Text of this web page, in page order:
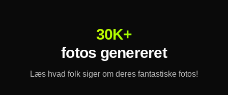
30K+
fotos genereret
Læs hvad folk siger om deres fantastiske fotos!